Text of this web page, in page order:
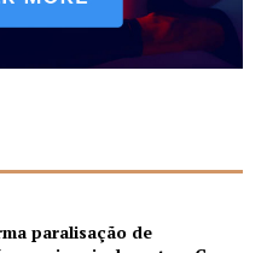
paralisação de